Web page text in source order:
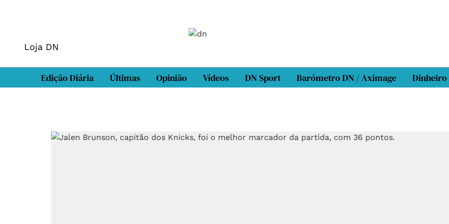
Loja DN
Edição Diária Últimas Opinião Vídeos DN Sport Barómetro DN / Aximage Dinheiro